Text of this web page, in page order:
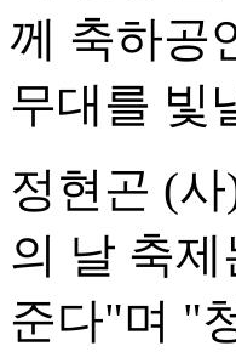
께 축하공
무대를 빛
정현곤 (
의 날 축
준다"며 "